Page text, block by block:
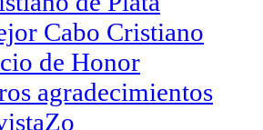
Cabo Cristiano
de Honor
agradecimientos